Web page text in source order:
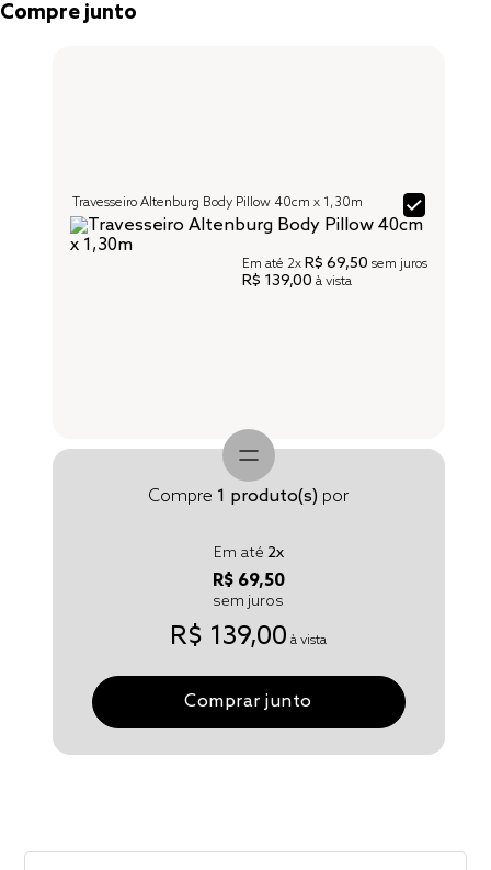
Compre junto
Travesseiro Altenburg Body Pillow 40cm x 1,30m
Em até 2x R$ 69,50 sem juros
R$ 139,00 à vista
Compre 1 produto(s) por
Em até 2x
R$ 69,50
sem juros
R$ 139,00 à vista
Comprar junto